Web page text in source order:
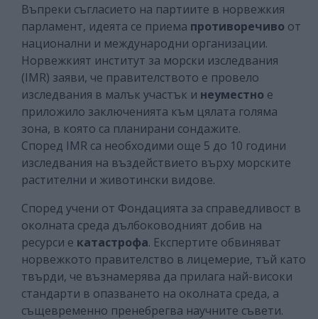
Въпреки съгласието на партиите в норвежкия
парламент, идеята се приема противоречиво от
национални и международни организации.
Норвежкият институт за морски изследвания
(IMR) заяви, че правителството е провело
изследвания в малък участък и неуместно е
приложило заключенията към цялата голяма
зона, в която са планирани сондажите.
Според IMR са необходими още 5 до 10 години
изследвания на въздействието върху морските
растителни и животински видове.
Според учени от Фондацията за справедливост в
околната среда дълбоководният добив на
ресурси е катастрофа. Експертите обвиняват
норвежкото правителство в лицемерие, тъй като
твърди, че възнамерява да прилага най-високи
стандарти в опазването на околната среда, а
същевременно пренебрегва научните съвети.